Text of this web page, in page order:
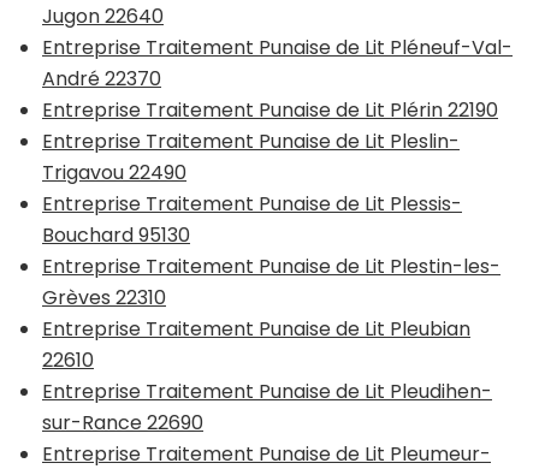
Jugon 22640
Entreprise Traitement Punaise de Lit Pléneuf-Val-
André 22370
Entreprise Traitement Punaise de Lit Plérin 22190
Entreprise Traitement Punaise de Lit Pleslin-
Trigavou 22490
Entreprise Traitement Punaise de Lit Plessis-
Bouchard 95130
Entreprise Traitement Punaise de Lit Plestin-les-
Grèves 22310
Entreprise Traitement Punaise de Lit Pleubian
22610
Entreprise Traitement Punaise de Lit Pleudihen-
sur-Rance 22690
Entreprise Traitement Punaise de Lit Pleumeur-